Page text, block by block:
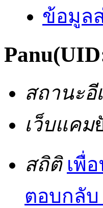
ข้อมูล
Panu
สถานะอี
เว็บแคม
สถิติ เพื่
ตอบกลับ